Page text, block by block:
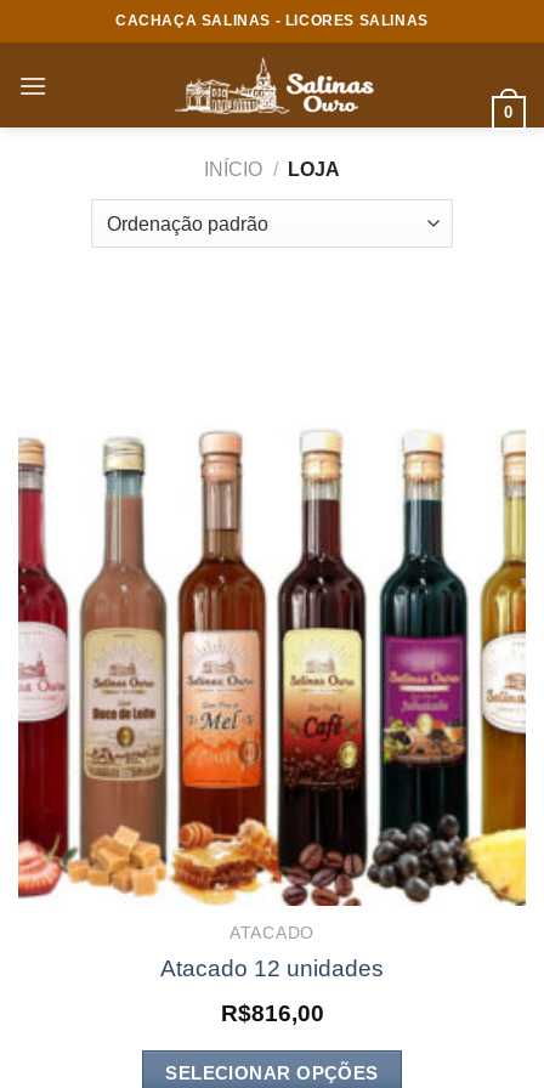
to
content
CACHAÇA SALINAS - LICORES SALINAS
0
INÍCIO / LOJA
ATACADO
Atacado 12 unidades
R$816,00
SELECIONAR OPÇÕES